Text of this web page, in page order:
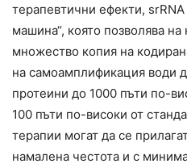
терапевтични ефекти,
машина“, която позволява
множество копия на
на самоамплификация води
протеини до 1000 пъти по-
100 пъти по-високи от
терапии могат да се
намалена честота и с